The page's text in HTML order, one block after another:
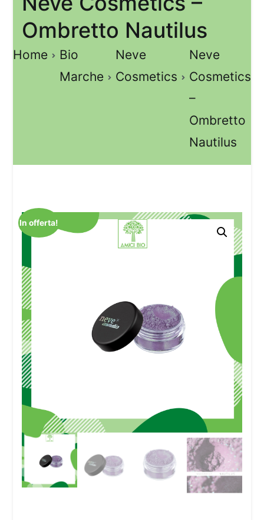
Ombretto Nautilus
Home
Bio
Marche
Neve
Cosmetics
Neve
Cosmetics
–
Ombretto
Nautilus
In offerta!